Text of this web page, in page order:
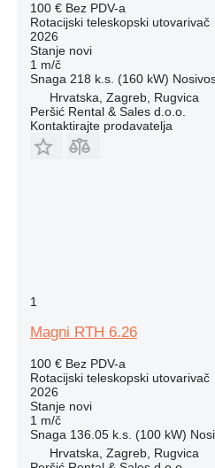
100 € Bez PDV-a
Rotacijski teleskopski utovarivač
2026
Stanjenovi
1 m/č
Snaga 218 k.s. (160 kW)
Hrvatska, Zagreb, Rugvica
Peršić Rental & Sales d.o.o.
Kontaktirajte prodavatelja
1
Magni RTH 6.26
100 € Bez PDV-a
Rotacijski teleskopski utovarivač
2026
Stanjenovi
1 m/č
Snaga 136.05 k.s. (100 kW)
Hrvatska, Zagreb, Rugvica